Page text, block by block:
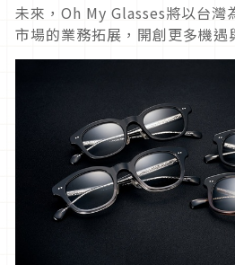
未來，Oh My Glasses將以台灣
市場的業務拓展，開創更多機遇